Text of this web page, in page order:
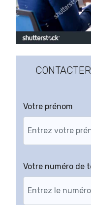
Votre prénom
Votre numéro de